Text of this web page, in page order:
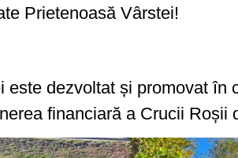
Prietenoasă Vârstei!
dezvoltat și promovat în
financiară a Crucii Roșii